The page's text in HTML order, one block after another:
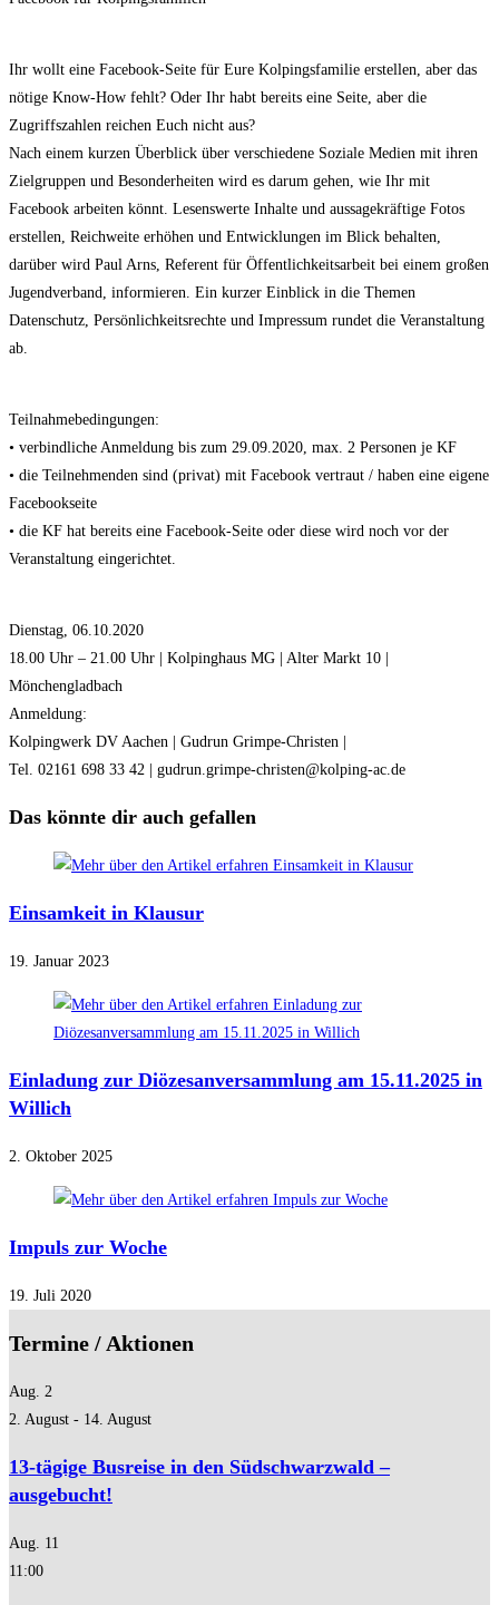
Ihr wollt eine Facebook-Seite für Eure Kolpingsfamilie erstellen, aber das
nötige Know-How fehlt? Oder Ihr habt bereits eine Seite, aber die
Zugriffszahlen reichen Euch nicht aus?
Nach einem kurzen Überblick über verschiedene Soziale Medien mit ihren
Zielgruppen und Besonderheiten wird es darum gehen, wie Ihr mit
Facebook arbeiten könnt. Lesenswerte Inhalte und aussagekräftige Fotos
erstellen, Reichweite erhöhen und Entwicklungen im Blick behalten,
darüber wird Paul Arns, Referent für Öffentlichkeitsarbeit bei einem großen
Jugendverband, informieren. Ein kurzer Einblick in die Themen
Datenschutz, Persönlichkeitsrechte und Impressum rundet die Veranstaltung
ab.
Teilnahmebedingungen:
• verbindliche Anmeldung bis zum 29.09.2020, max. 2 Personen je KF
• die Teilnehmenden sind (privat) mit Facebook vertraut / haben eine eigene
Facebookseite
• die KF hat bereits eine Facebook-Seite oder diese wird noch vor der
Veranstaltung eingerichtet.
Dienstag, 06.10.2020
18.00 Uhr – 21.00 Uhr | Kolpinghaus MG | Alter Markt 10 |
Mönchengladbach
Anmeldung:
Kolpingwerk DV Aachen | Gudrun Grimpe-Christen |
Tel. 02161 698 33 42 | gudrun.grimpe-christen@kolping-ac.de
Das könnte dir auch gefallen
Einsamkeit in Klausur
19. Januar 2023
Einladung zur Diözesanversammlung am 15.11.2025 in
Willich
2. Oktober 2025
Impuls zur Woche
19. Juli 2020
Termine / Aktionen
Aug. 2
2. August - 14. August
13-tägige Busreise in den Südschwarzwald –
ausgebucht!
Aug. 11
11:00